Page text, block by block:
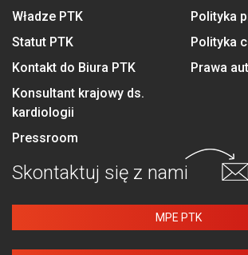
Władze PTK
Statut PTK
Kontakt do Biura PTK
Konsultant krajowy ds.
kardiologii
Pressroom
Polityka
Polityka
Prawa
Skontaktuj się z nami
MPE PTK